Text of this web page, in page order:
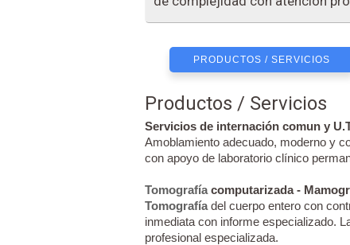
PRODUCTOS / SERVICIOS
Productos / Servicios
Servicios de internación comun y
Amoblamiento adecuado, moderno y
con apoyo de laboratorio clínico
Tomografíacomputarizada -
Tomografíadel cuerpo entero con
inmediata con informe especializado.
profesional especializada.